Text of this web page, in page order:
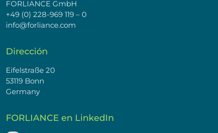
FORLIANCE GmbH
+49 (0) 228-969 119 – 0
info@forliance.com
Dirección
Eifelstraße 20
53119 Bonn
Germany
FORLIANCE en LinkedIn